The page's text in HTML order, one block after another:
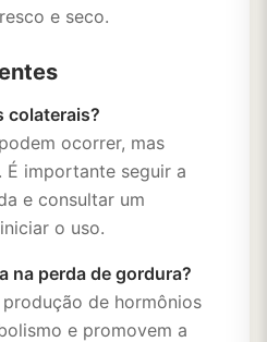
e seco.
colaterais?
ocorrer, mas
É importante seguir a
e consultar um
o uso.
na perda de gordura?
produção de hormônios
e promovem a